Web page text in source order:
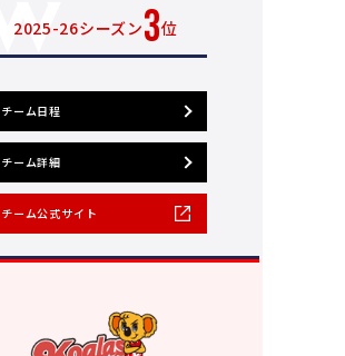
2025-26シーズン3位
チーム日程
チーム詳細
チーム公式サイト